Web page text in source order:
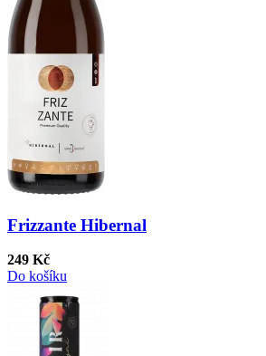
Frizzante Hibernal
249 Kč
Do košíku